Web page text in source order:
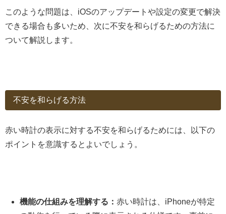
このような問題は、iOSのアップデートや設定の変更で解決
できる場合も多いため、次に不安を和らげるための方法に
ついて解説します。
不安を和らげる方法
赤い時計の表示に対する不安を和らげるためには、以下の
ポイントを意識するとよいでしょう。
機能の仕組みを理解する：赤い時計は、iPhoneが特定